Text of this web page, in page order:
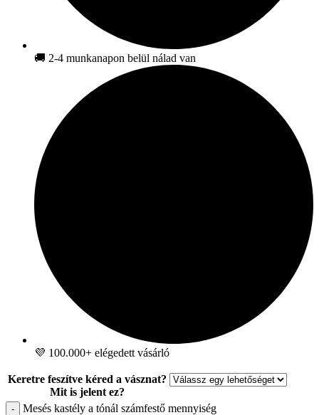
🚚 2-4 munkanapon belül nálad van
💜 100.000+ elégedett vásárló
Keretre feszítve kéred a vásznat?
Mit is jelent ez?
- Mesés kastély a tónál számfestő mennyiség